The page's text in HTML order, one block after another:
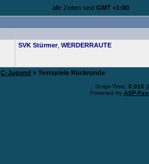
alle Zeiten sind GMT +1:00
SVK Stürmer, WERDERRAUTE
C-Jugend » Testspiele Rückrunde
.: Script-Time: 0,016
Powered by ASP-